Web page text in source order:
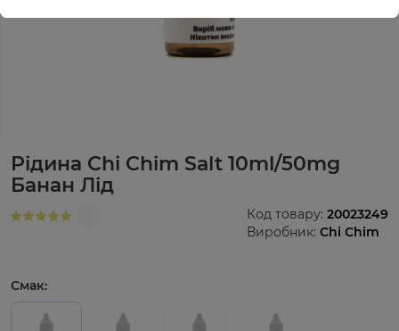
Рідина Chi Chim Salt 10ml/50mg
Банан Лід
Виробник: Chi Chim
Код товару: 20023249
Смак: